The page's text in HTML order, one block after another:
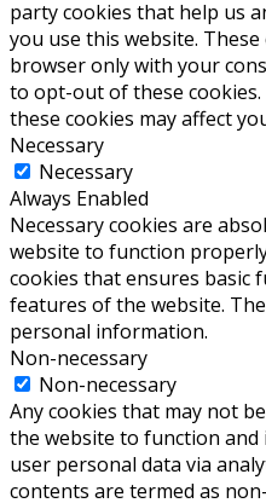
party cookies that help us
you use this website.
browser only with your
to opt-out of these
these cookies may affect
Necessary
Necessary
Always Enabled
Necessary cookies are
website to function
cookies that ensures basic
features of the website.
personal information.
Non-necessary
Non-necessary
Any cookies that may not
the website to function and
user personal data via
contents are termed as